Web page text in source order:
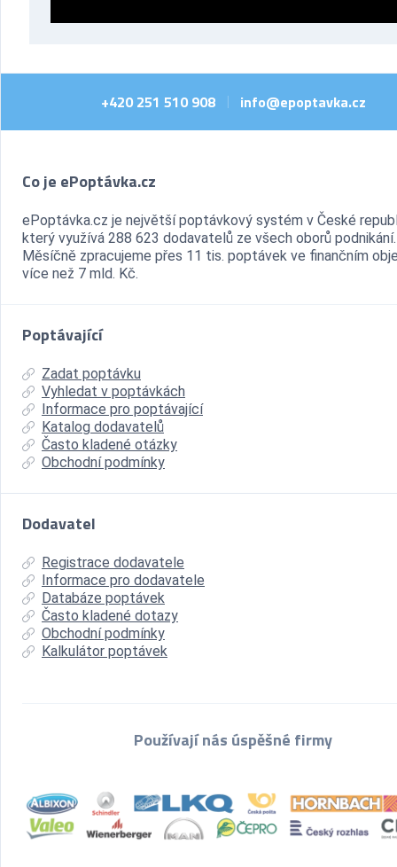
+420 251 510 908 info@epoptavka.cz
Co je ePoptávka.cz
ePoptávka.cz je největší poptávkový systém v České
který využívá 288 623 dodavatelů ze všech oborů podnikání.
Měsíčně zpracujeme přes 11 tis. poptávek ve finančním
více než 7 mld. Kč.
Poptávající
Zadat poptávku
Vyhledat v poptávkách
Informace pro poptávající
Katalog dodavatelů
Často kladené otázky
Obchodní podmínky
Dodavatel
Registrace dodavatele
Informace pro dodavatele
Databáze poptávek
Často kladené dotazy
Obchodní podmínky
Kalkulátor poptávek
Používají nás úspěšné firmy